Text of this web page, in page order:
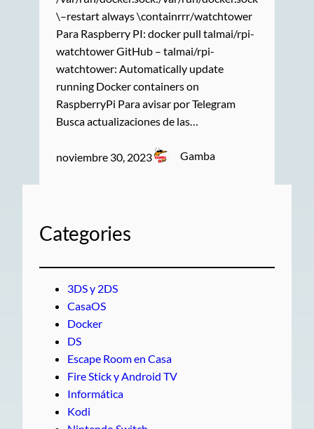
\–restart always \containrrr/watchtower
Para Raspberry PI: docker pull talmai/rpi-
watchtower GitHub – talmai/rpi-
watchtower: Automatically update
running Docker containers on
RaspberryPi Para avisar por Telegram
Busca actualizaciones de las…
noviembre 30, 2023 Gamba
Categories
3DS y 2DS
CasaOS
Docker
DS
Escape Room en Casa
Fire Stick y Android TV
Informática
Kodi